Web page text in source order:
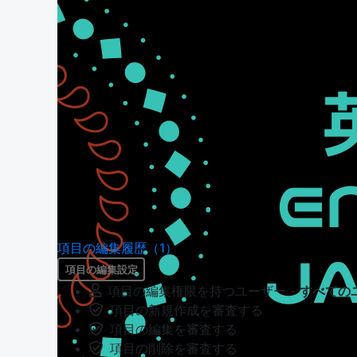
項目の編集履歴（1）
項目の編集設定
項目の編集権限を持つユーザー -すべての
項目の新規作成を審査する
項目の編集を審査する
項目の削除を審査する